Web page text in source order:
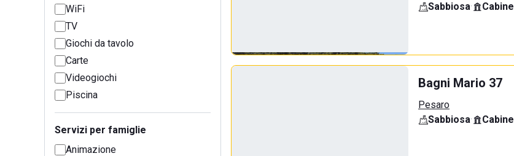
WiFi
TV
Giochi da tavolo
Carte
Videogiochi
Piscina
Servizi per famiglie
Animazione
Sabbiosa· Cabine
Bagni Mario 37
Pesaro
Sabbiosa· Cabine